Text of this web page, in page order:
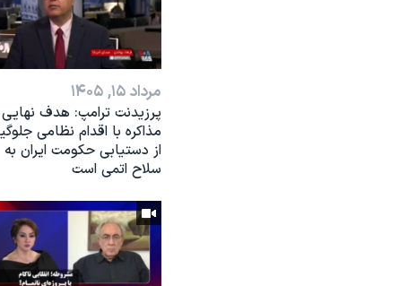
مرداد ۱۵, ۱۴۰۵
پرزیدنت ترامپ: هدف نهایی
مذاکره با اقدام نظامی
از دستیابی حکومت ایران به
سلاح اتمی است